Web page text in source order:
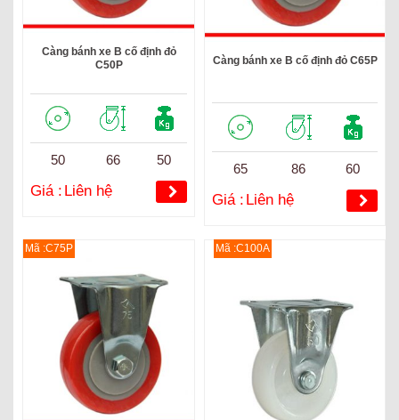
Càng bánh xe B cố định đỏ
C50P
50 66 50
Giá : Liên hệ
Càng bánh xe B cố định đỏ C65P
65 86 60
Giá : Liên hệ
Mã :C75P Mã :C100A